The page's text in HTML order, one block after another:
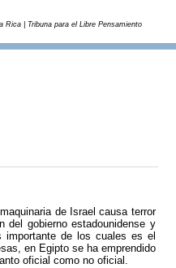
| Tribuna para el Libre Pensamiento
de Israel causa terror
del gobierno estadounidense y
importante de los cuales es el
en Egipto se ha emprendido
oficial como no oficial.